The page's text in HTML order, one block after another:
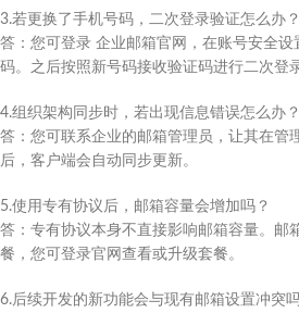
3.若更换了手机号码，二次登录验证怎么办？
答：您可登录 企业邮箱官网，在账号安全
码。之后按照新号码接收验证码进行二次登
4.组织架构同步时，若出现信息错误怎么办？
答：您可联系企业的邮箱管理员，让其在管
后，客户端会自动同步更新。
5.使用专有协议后，邮箱容量会增加吗？
答：专有协议本身不直接影响邮箱容量。邮
餐，您可登录官网查看或升级套餐。
6.后续开发的新功能会与现有邮箱设置冲突